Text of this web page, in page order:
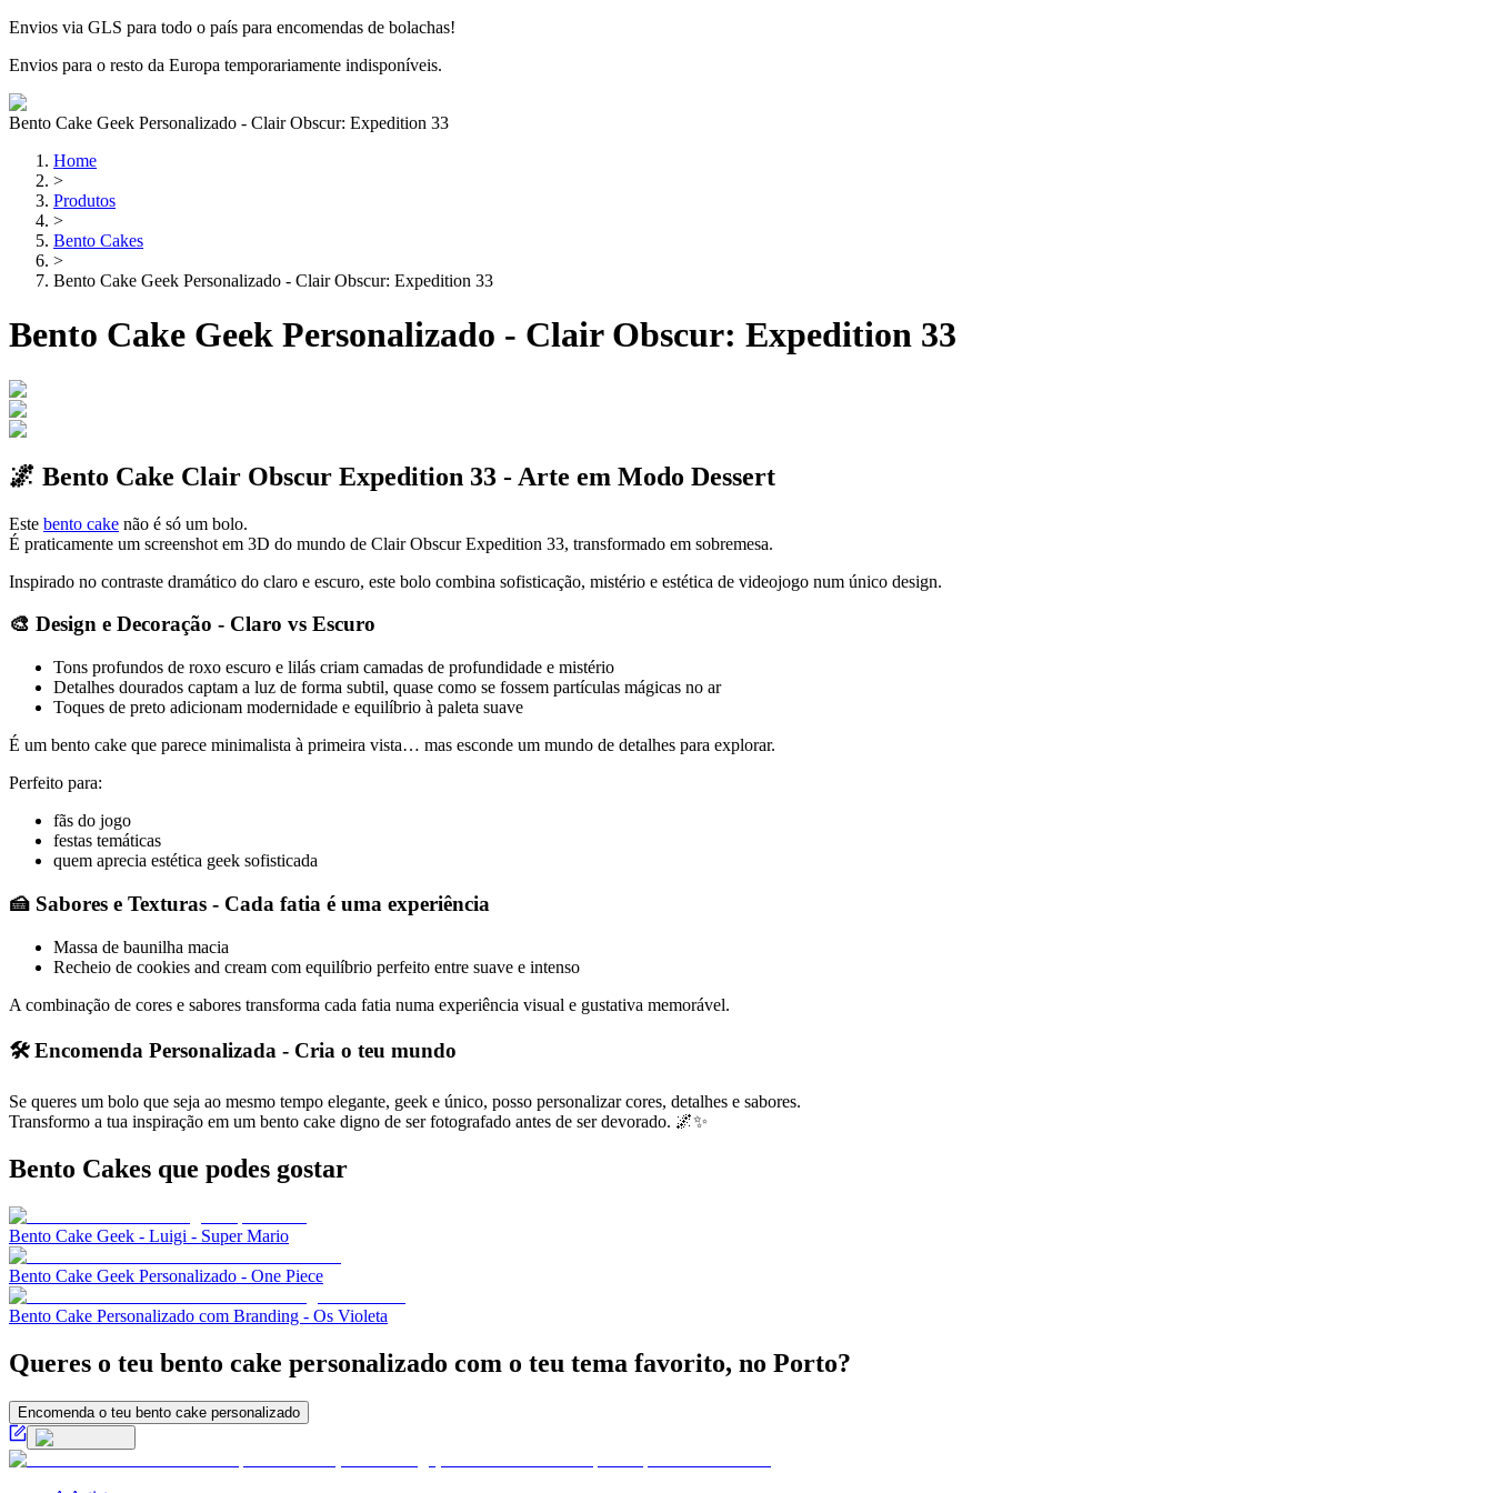
Envios via GLS para todo o país para encomendas de bolachas!
Envios para o resto da Europa temporariamente indisponíveis.
Bento Cake Geek Personalizado - Clair Obscur: Expedition 33
Home
>
Produtos
>
Bento Cakes
>
Bento Cake Geek Personalizado - Clair Obscur: Expedition 33
Bento Cake Geek Personalizado - Clair Obscur: Expedition 33
🌌 Bento Cake Clair Obscur Expedition 33 - Arte em Modo Dessert
Este bento cake não é só um bolo.
É praticamente um screenshot em 3D do mundo de Clair Obscur Expedition 33, transformado em sobremesa.
Inspirado no contraste dramático do claro e escuro, este bolo combina sofisticação, mistério e estética de videojogo num único design.
🎨 Design e Decoração - Claro vs Escuro
Tons profundos de roxo escuro e lilás criam camadas de profundidade e mistério
Detalhes dourados captam a luz de forma subtil, quase como se fossem partículas mágicas no ar
Toques de preto adicionam modernidade e equilíbrio à paleta suave
É um bento cake que parece minimalista à primeira vista… mas esconde um mundo de detalhes para explorar.
Perfeito para:
fãs do jogo
festas temáticas
quem aprecia estética geek sofisticada
🍰 Sabores e Texturas - Cada fatia é uma experiência
Massa de baunilha macia
Recheio de cookies and cream com equilíbrio perfeito entre suave e intenso
A combinação de cores e sabores transforma cada fatia numa experiência visual e gustativa memorável.
🛠️ Encomenda Personalizada - Cria o teu mundo
Se queres um bolo que seja ao mesmo tempo elegante, geek e único, posso personalizar cores, detalhes e sabores.
Transformo a tua inspiração em um bento cake digno de ser fotografado antes de ser devorado. 🌌✨
Bento Cakes que podes gostar
Bento Cake Geek - Luigi - Super Mario
Bento Cake Geek Personalizado - One Piece
Bento Cake Personalizado com Branding - Os Violeta
Queres o teu bento cake personalizado com o teu tema favorito, no Porto?
Encomenda o teu bento cake personalizado